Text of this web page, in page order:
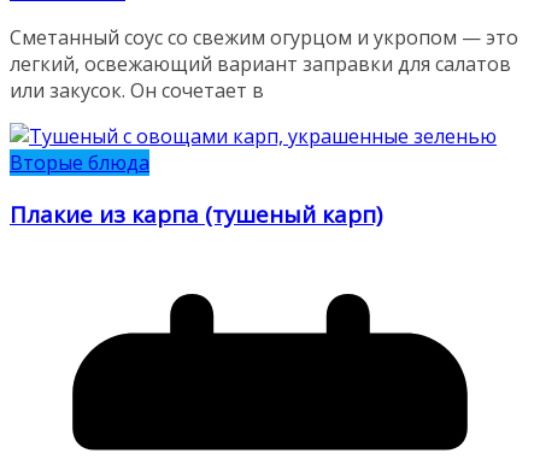
Сметанный соус со свежим огурцом и укропом — это
легкий, освежающий вариант заправки для салатов
или закусок. Он сочетает в
Вторые блюда
Плакие из карпа (тушеный карп)